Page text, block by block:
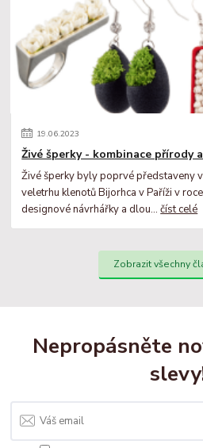
19.06.2023
Živé šperky - kombinace přírody
Živé šperky byly poprvé představeny
veletrhu klenotů Bijorhca v Paříži v
designové návrhářky a dlou...číst celé
Zobrazit všechny
Nepropásněte